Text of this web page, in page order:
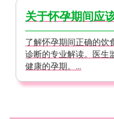
了解怀孕期间正确的饮
诊断的专业解读。医生
健康的孕期。...